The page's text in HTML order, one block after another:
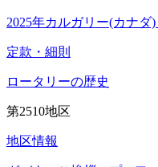
2025年カルガリー(カナダ
定款・細則
ロータリーの歴史
第2510地区
地区情報